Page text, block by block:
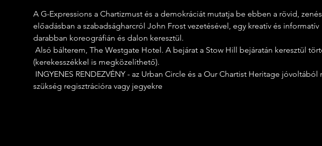
A G-Expressions a Chartizmust és a demokráciát mutatja be ebben a rövid, zenés
előadásban a szabadságharcról John Frost vezetésével, egy kreatív és informatív
darabban koreográfián és dalon keresztül.
(kerekesszékkel is megközelíthető).
szükség regisztrációra vagy jegyekre